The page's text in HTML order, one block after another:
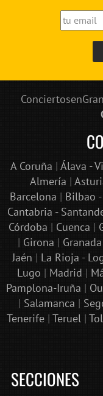
A Coruña | Álava -
Almería |
Barcelona | Bilbao
Cantabria -
Córdoba | Cuenca |
| Girona | Granada
Jaén | La Rioja -
Lugo | Madrid |
Pamplona-Iruña |
| Salamanca |
Tenerife| Teruel|
SECCIONES